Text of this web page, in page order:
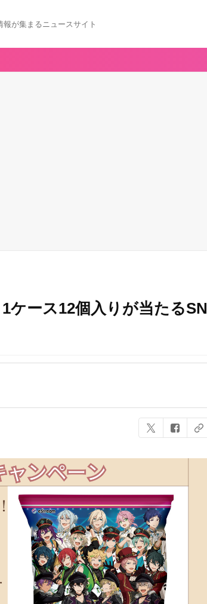
が集まるニュースサイト
ケース12個入りが当たるSN